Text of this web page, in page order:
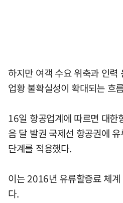
하지만 여객 수요 위축과 인력
업황 불확실성이 확대되는 흐
16일 항공업계에 따르면 대한
음 달 발권 국제선 항공권에
단계를 적용했다.
이는 2016년 유류할증료 체
다.